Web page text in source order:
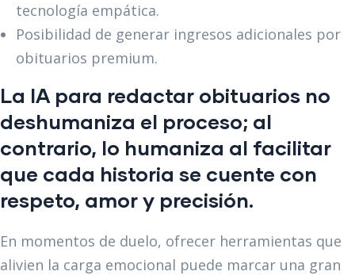
tecnología empática.
Posibilidad de generar ingresos adicionales por
obituarios premium.
La IA para redactar obituarios no
deshumaniza el proceso; al
contrario, lo humaniza al facilitar
que cada historia se cuente con
respeto, amor y precisión.
En momentos de duelo, ofrecer herramientas que
alivien la carga emocional puede marcar una gran